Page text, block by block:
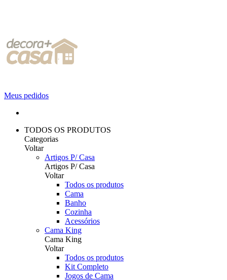
Meus pedidos
TODOS OS PRODUTOS
Categorias
Voltar
Artigos P/ Casa
Artigos P/ Casa
Voltar
Todos os produtos
Cama
Banho
Cozinha
Acessórios
Cama King
Cama King
Voltar
Todos os produtos
Kit Completo
Jogos de Cama